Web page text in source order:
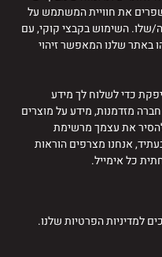
את חוויית המשתמש על
שלו. השימוש בקבצי קוקי, עם
באתר שלנו המאפשר זיהוי
כדי לשלוח לך מידע
מזדמנות, מידע על מוצרים
את עצמך מרשימת
אנחנו מצרפים הוראות
כל אימייל.
למדיניות הפרטיות שלנו.